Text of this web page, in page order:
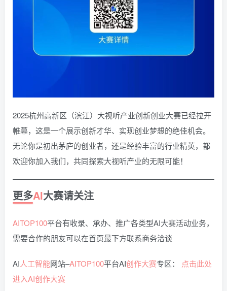
2025杭州高新区（滨江）大视听产业创新创业大赛已经拉开
帷幕，这是一个展示创新才华、实现创业梦想的绝佳机会。
无论你是初出茅庐的创业者，还是经验丰富的行业精英，都
欢迎你加入我们，共同探索大视听产业的无限可能！
更多AI大赛请关注
AITOP100平台有收录、承办、推广各类型AI大赛活动业务，
需要合作的朋友可以在首页最下方联系商务洽谈
AI人工智能网站–AITOP100平台AI创作大赛专区：
点击此处
进入AI创作大赛